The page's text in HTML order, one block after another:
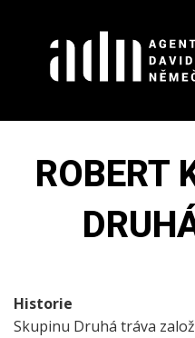
hlavnímu
obsahu
ROBERT
Historie
Skupinu Druhá tráva